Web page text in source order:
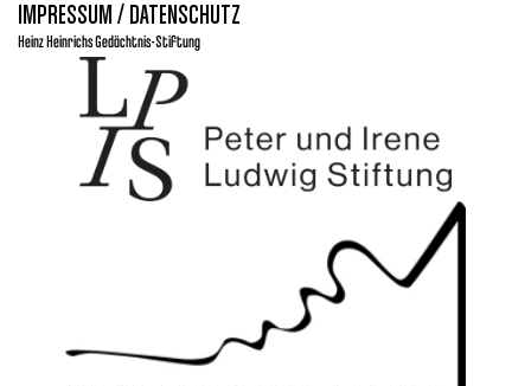
IMPRESSUM / DATENSCHUTZ
Heinz Heinrichs Gedächtnis-Stiftung